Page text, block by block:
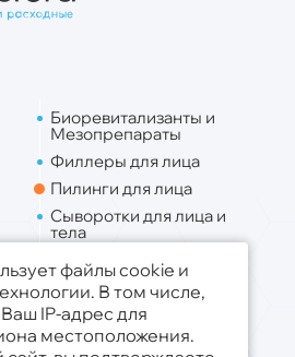
Биоревитализанты и
Мезопрепараты
Филлеры для лица
Пилинги для лица
Сыворотки для лица и
тела
Липо. для лица
Липо. для тела
файлы cookie и
В том числе,
IP-адрес для
местоположения.